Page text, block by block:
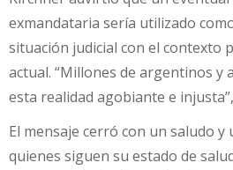
exmandataria sería utilizado
situación judicial con el contexto
actual. “Millones de argentinos y
esta realidad agobiante e
El mensaje cerró con un saludo
quienes siguen su estado de